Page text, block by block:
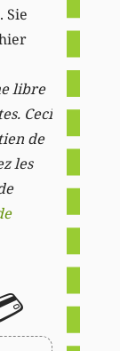
Sie
libre
Ceci
de
les